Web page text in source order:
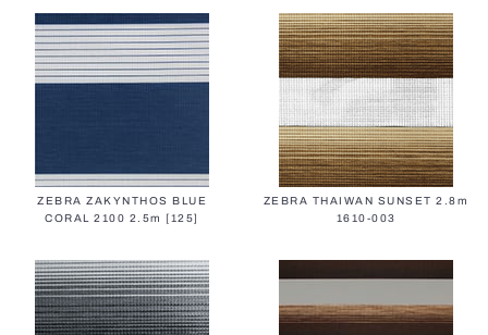
ZEBRA ZAKYNTHOS BLUE
CORAL 2100 2.5m [125]
ZEBRA THAIWAN SUNSET 2.8m
1610-003